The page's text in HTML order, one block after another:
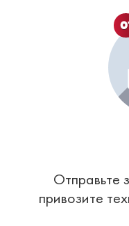
Отправьте
привозите